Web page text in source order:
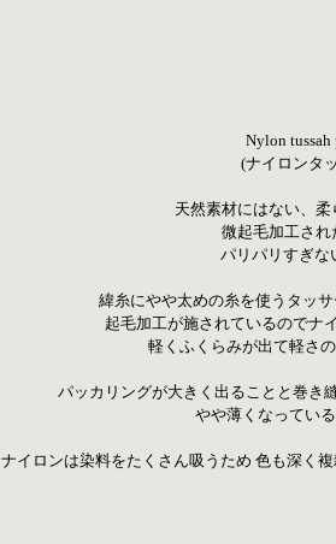
Nylon
(ナイロンタ
天然素材にはない、
微起毛加工さ
パリパリすぎ
緯糸にやや太めの糸を使うタッ
起毛加工が施されているのでナ
軽くふくらみが出て軽さ
パッカリングが大きく出ることと巻き
やや薄くなってい
ナイロンは染料をたくさん吸うため 色も深く